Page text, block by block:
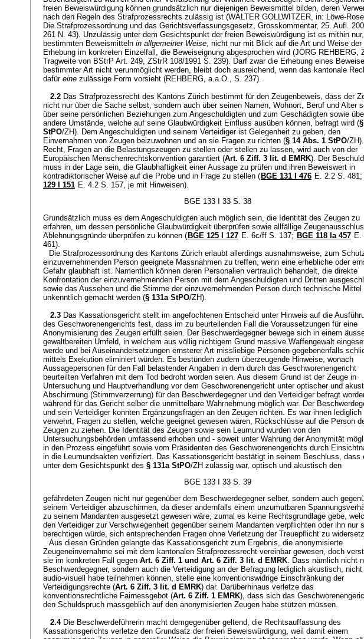
freien Beweiswürdigung können grundsätzlich nur diejenigen Beweismittel bilden, deren
nach den Regeln des Strafprozessrechts zulässig ist (WALTER GOLLWITZER, in: Löwe-
Die Strafprozessordnung und das Gerichtsverfassungsgesetz, Grosskommentar, 25. Aufl.
261 N. 43). Unzulässig unter dem Gesichtspunkt der freien Beweiswürdigung ist es mithin
bestimmten Beweismitteln in allgemeiner Weise, nicht nur mit Blick auf die Art und Weise der
Erhebung im konkreten Einzelfall, die Beweiseignung abgesprochen wird (JÖRG REHBERG,
Tragweite von BStrP Art. 249, ZStrR 108/1991 S. 239). Darf zwar die Erhebung eines
bestimmter Art nicht verunmöglicht werden, bleibt doch ausreichend, wenn das kantonale
dafür eine zulässige Form vorsieht (REHBERG, a.a.O., S. 237).
2.2 Das Strafprozessrecht des Kantons Zürich bestimmt für den Zeugenbeweis, dass der
nicht nur über die Sache selbst, sondern auch über seinen Namen, Wohnort, Beruf und Alter
über seine persönlichen Beziehungen zum Angeschuldigten und zum Geschädigten sowie
andere Umstände, welche auf seine Glaubwürdigkeit Einfluss ausüben können, befragt wird (
StPO/ZH). Dem Angeschuldigten und seinem Verteidiger ist Gelegenheit zu geben, den
Einvernahmen von Zeugen beizuwohnen und an sie Fragen zu richten (§ 14 Abs. 1 StPO/
Recht, Fragen an die Belastungszeugen zu stellen oder stellen zu lassen, wird auch von der
Europäischen Menschenrechtskonvention garantiert (Art. 6 Ziff. 3 lit. d EMRK). Der
muss in der Lage sein, die Glaubhaftigkeit einer Aussage zu prüfen und ihren Beweiswert in
kontradiktorischer Weise auf die Probe und in Frage zu stellen ( BGE 131 I 476 E. 2.2 S. 481;
129 I 151 E. 4.2 S. 157, je mit Hinweisen).
BGE 133 I 33 S. 38
Grundsätzlich muss es dem Angeschuldigten auch möglich sein, die Identität des Zeugen zu
erfahren, um dessen persönliche Glaubwürdigkeit überprüfen sowie allfällige
Ablehnungsgründe überprüfen zu können ( BGE 125 I 127 E. 6c/ff S. 137; BGE 118 Ia 457 E.
461).
Die Strafprozessordnung des Kantons Zürich erlaubt allerdings ausnahmsweise, zum
einzuvernehmenden Person geeignete Massnahmen zu treffen, wenn eine erhebliche oder
Gefahr glaubhaft ist. Namentlich können deren Personalien vertraulich behandelt, die direkte
Konfrontation der einzuvernehmenden Person mit dem Angeschuldigten und Dritten
sowie das Aussehen und die Stimme der einzuvernehmenden Person durch technische Mittel
unkenntlich gemacht werden (§ 131a StPO/ZH).
2.3 Das Kassationsgericht stellt im angefochtenen Entscheid unter Hinweis auf die
des Geschworenengerichts fest, dass im zu beurteilenden Fall die Voraussetzungen für eine
Anonymisierung des Zeugen erfüllt seien. Der Beschwerdegegner bewege sich in einem
gewaltbereiten Umfeld, in welchem aus völlig nichtigem Grund massive Waffengewalt
werde und bei Auseinandersetzungen ernsterer Art missliebige Personen gegebenenfalls
mittels Exekution eliminiert würden. Es bestünden zudem überzeugende Hinweise, wonach
Aussagepersonen für den Fall belastender Angaben in dem durch das Geschworenengericht
beurteilten Verfahren mit dem Tod bedroht worden seien. Aus diesem Grund ist der Zeuge in
Untersuchung und Hauptverhandlung vor dem Geschworenengericht unter optischer und
Abschirmung (Stimmverzerrung) für den Beschwerdegegner und den Verteidiger befragt
während für das Gericht selber die unmittelbare Wahrnehmung möglich war. Der
und sein Verteidiger konnten Ergänzungsfragen an den Zeugen richten. Es war ihnen lediglich
verwehrt, Fragen zu stellen, welche geeignet gewesen wären, Rückschlüsse auf die Person
Zeugen zu ziehen. Die Identität des Zeugen sowie sein Leumund wurden von den
Untersuchungsbehörden umfassend erhoben und - soweit unter Wahrung der Anonymität
in den Prozess eingeführt sowie vom Präsidenten des Geschworenengerichts durch
in die Leumundsakten verifiziert. Das Kassationsgericht bestätigt in seinem Beschluss, dass
unter dem Gesichtspunkt des § 131a StPO/ZH zulässig war, optisch und akustisch den
BGE 133 I 33 S. 39
gefährdeten Zeugen nicht nur gegenüber dem Beschwerdegegner selber, sondern auch
seinem Verteidiger abzuschirmen, da dieser andernfalls einem unzumutbaren
zu seinem Mandanten ausgesetzt gewesen wäre, zumal es keine Rechtsgrundlage gebe,
den Verteidiger zur Verschwiegenheit gegenüber seinem Mandanten verpflichten oder ihn nur
berechtigen würde, sich entsprechenden Fragen ohne Verletzung der Treuepflicht zu
Aus diesen Gründen gelangte das Kassationsgericht zum Ergebnis, die anonymisierte
Zeugeneinvernahme sei mit dem kantonalen Strafprozessrecht vereinbar gewesen, doch
sie im konkreten Fall gegen Art. 6 Ziff. 1 und Art. 6 Ziff. 3 lit. d EMRK. Dass nämlich nicht
Beschwerdegegner, sondern auch die Verteidigung an der Befragung lediglich akustisch, nicht
audio-visuell habe teilnehmen können, stelle eine konventionswidrige Einschränkung der
Verteidigungsrechte (Art. 6 Ziff. 3 lit. d EMRK) dar. Darüberhinaus verletze das
konventionsrechtliche Fairnessgebot (Art. 6 Ziff. 1 EMRK), dass sich das
den Schuldspruch massgeblich auf den anonymisierten Zeugen habe stützen müssen.
2.4 Die Beschwerdeführerin macht demgegenüber geltend, die Rechtsauffassung des
Kassationsgerichts verletze den Grundsatz der freien Beweiswürdigung, weil damit einem